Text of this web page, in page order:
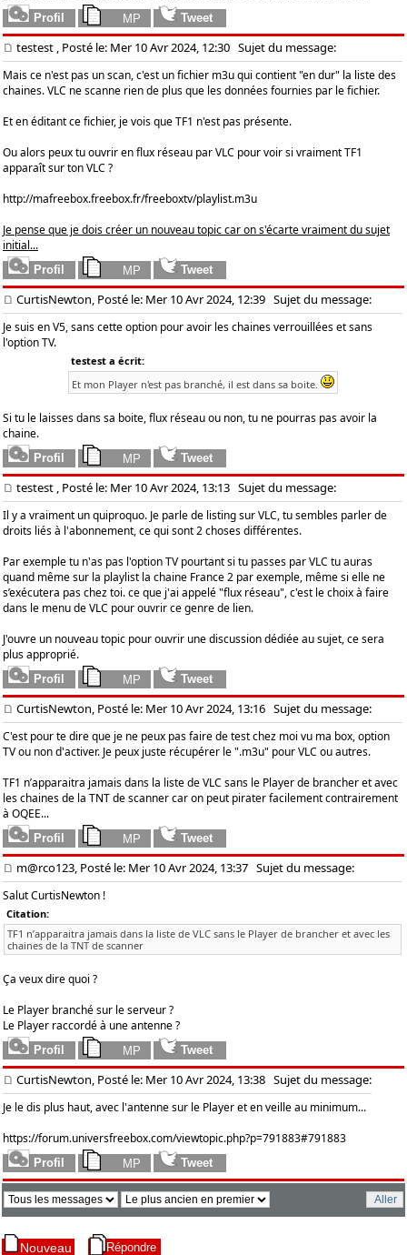
testest , Posté le: Mer 10 Avr 2024, 12:30 Sujet du message:
Mais ce n'est pas un scan, c'est un fichier m3u qui contient "en dur" la liste des
chaines. VLC ne scanne rien de plus que les données fournies par le fichier.
Et en éditant ce fichier, je vois que TF1 n'est pas présente.
Ou alors peux tu ouvrir en flux réseau par VLC pour voir si vraiment TF1
apparaît sur ton VLC ?
http://mafreebox.freebox.fr/freeboxtv/playlist.m3u
Je pense que je dois créer un nouveau topic car on s'écarte vraiment du sujet
initial...
CurtisNewton, Posté le: Mer 10 Avr 2024, 12:39 Sujet du message:
Je suis en V5, sans cette option pour avoir les chaines verrouillées et sans
l'option TV.
testest a écrit:
Et mon Player n'est pas branché, il est dans sa boite.
Si tu le laisses dans sa boite, flux réseau ou non, tu ne pourras pas avoir la
chaine.
testest , Posté le: Mer 10 Avr 2024, 13:13 Sujet du message:
Il y a vraiment un quiproquo. Je parle de listing sur VLC, tu sembles parler de
droits liés à l'abonnement, ce qui sont 2 choses différentes.
Par exemple tu n'as pas l'option TV pourtant si tu passes par VLC tu auras
quand même sur la playlist la chaine France 2 par exemple, même si elle ne
s’exécutera pas chez toi. ce que j'ai appelé "flux réseau", c'est le choix à faire
dans le menu de VLC pour ouvrir ce genre de lien.
J'ouvre un nouveau topic pour ouvrir une discussion dédiée au sujet, ce sera
plus approprié.
CurtisNewton, Posté le: Mer 10 Avr 2024, 13:16 Sujet du message:
C'est pour te dire que je ne peux pas faire de test chez moi vu ma box, option
TV ou non d'activer. Je peux juste récupérer le ".m3u" pour VLC ou autres.
TF1 n’apparaitra jamais dans la liste de VLC sans le Player de brancher et avec
les chaines de la TNT de scanner car on peut pirater facilement contrairement
à OQEE...
m@rco123, Posté le: Mer 10 Avr 2024, 13:37 Sujet du message:
Salut CurtisNewton !
Citation:
TF1 n’apparaitra jamais dans la liste de VLC sans le Player de brancher et avec les
chaines de la TNT de scanner
Ça veux dire quoi ?
Le Player branché sur le serveur ?
Le Player raccordé à une antenne ?
CurtisNewton, Posté le: Mer 10 Avr 2024, 13:38 Sujet du message:
Je le dis plus haut, avec l'antenne sur le Player et en veille au minimum...
https://forum.universfreebox.com/viewtopic.php?p=791883#791883